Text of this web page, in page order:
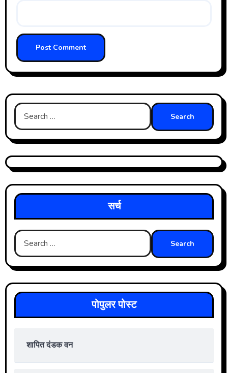
Search
for:
सर्च
Search
for:
पोपुलर पोस्ट
शापित दंडक वन